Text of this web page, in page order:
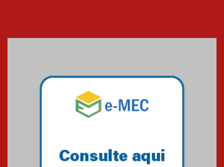
Mackenzie mobiliza campanha
solidária para apoiar famílias em
Minas Gerais
Primeiro culto do ano ressalta o